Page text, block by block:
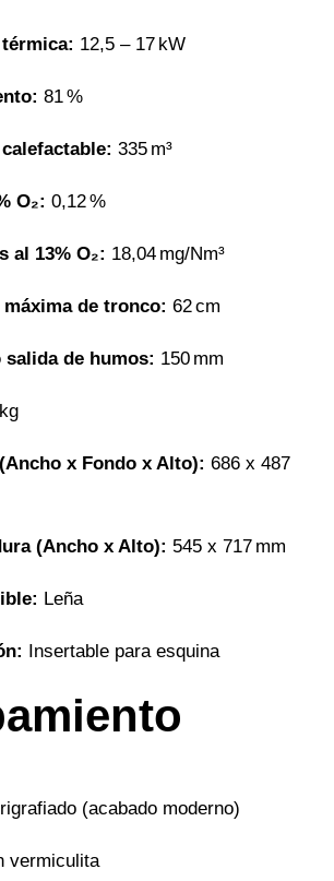
12,5 – 17 kW
81 %
335 m³
O₂: 0,12 %
al 13% O₂: 18,04 mg/Nm³
de tronco: 62 cm
salida de humos: 150 mm
x Fondo x Alto): 686 x 487
(Ancho x Alto): 545 x 717 mm
Leña
Insertable para esquina
(acabado moderno)
vermiculita